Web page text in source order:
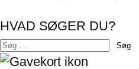
HVAD SØGER DU?
Søg
efter: